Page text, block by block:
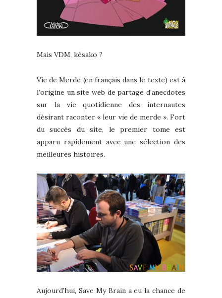
Mais VDM, késako ?
Vie de Merde (en français dans le texte) est à
l’origine un site web de partage d’anecdotes
sur la vie quotidienne des internautes
désirant raconter « leur vie de merde ». Fort
du succès du site, le premier tome est
apparu rapidement avec une sélection des
meilleures histoires.
Aujourd’hui, Save My Brain a eu la chance de